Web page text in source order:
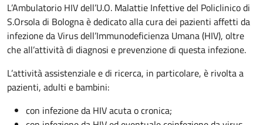
L’Ambulatorio HIV dell’U.O. Malattie Infettive del Policlinico di
S.Orsola di Bologna è dedicato alla cura dei pazienti affetti da
infezione da Virus dell’Immunodeficienza Umana (HIV), oltre
che all’attività di diagnosi e prevenzione di questa infezione.
L’attività assistenziale e di ricerca, in particolare, è rivolta a
pazienti, adulti e bambini:
con infezione da HIV acuta o cronica;